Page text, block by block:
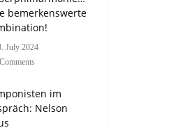
bemerkenswerte
July 2024
im
Nelson